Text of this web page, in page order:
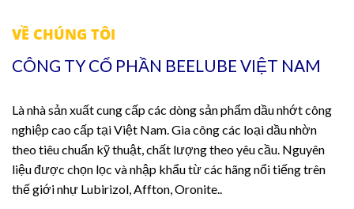
VỀ CHÚNG TÔI
CÔNG TY CỔ PHẦN BEELUBE VIỆT NAM
Là nhà sản xuất cung cấp các dòng sản phẩm dầu nhớt công
nghiệp cao cấp tại Việt Nam. Gia công các loại dầu nhờn
theo tiêu chuẩn kỹ thuật, chất lượng theo yêu cầu. Nguyên
liệu được chọn lọc và nhập khẩu từ các hãng nổi tiếng trên
thế giới nhự Lubirizol, Affton, Oronite..